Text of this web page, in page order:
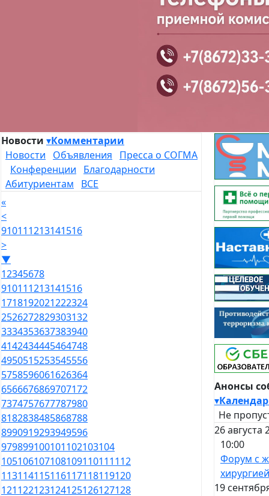
Новости ▾Комментарии
Новости
Объявления
Пресса о СОГМА
Конференции
Благодарности
Абитуриентам
ВСЕ
«
<
910111213141516
>
▼
12345678
910111213141516
1718192021222324
2526272829303132
3334353637383940
4142434445464748
4950515253545556
5758596061626364
6566676869707172
7374757677787980
8182838485868788
8990919293949596
979899100101102103104
105106107108109110111112
113114115116117118119120
121122123124125126127128
Анонсы
▾
Не
26 августа
10:00
Форум с
хирургией
19